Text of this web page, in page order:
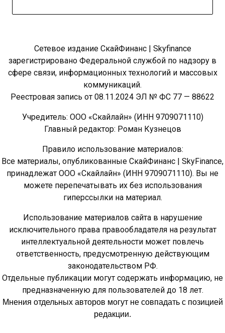
Сетевое издание СкайФинанс | Skyfinance
зарегистрировано Федеральной службой по надзору в
сфере связи, информационных технологий и массовых
коммуникаций.
Реестровая запись от 08.11.2024 ЭЛ № ФС 77 — 88622
Учредитель: ООО «Скайлайн» (ИНН 9709071110)
Главный редактор: Роман Кузнецов
Правило использование материалов:
Все материалы, опубликованные СкайФинанс | SkyFinance,
принадлежат ООО «Скайлайн» (ИНН 9709071110). Вы не
можете перепечатывать их без использования
гиперссылки на материал.
Использование материалов сайта в нарушение
исключительного права правообладателя на результат
интеллектуальной деятельности может повлечь
ответственность, предусмотренную действующим
законодательством РФ.
Отдельные публикации могут содержать информацию, не
предназначенную для пользователей до 18 лет.
Мнения отдельных авторов могут не совпадать с позицией
редакции.